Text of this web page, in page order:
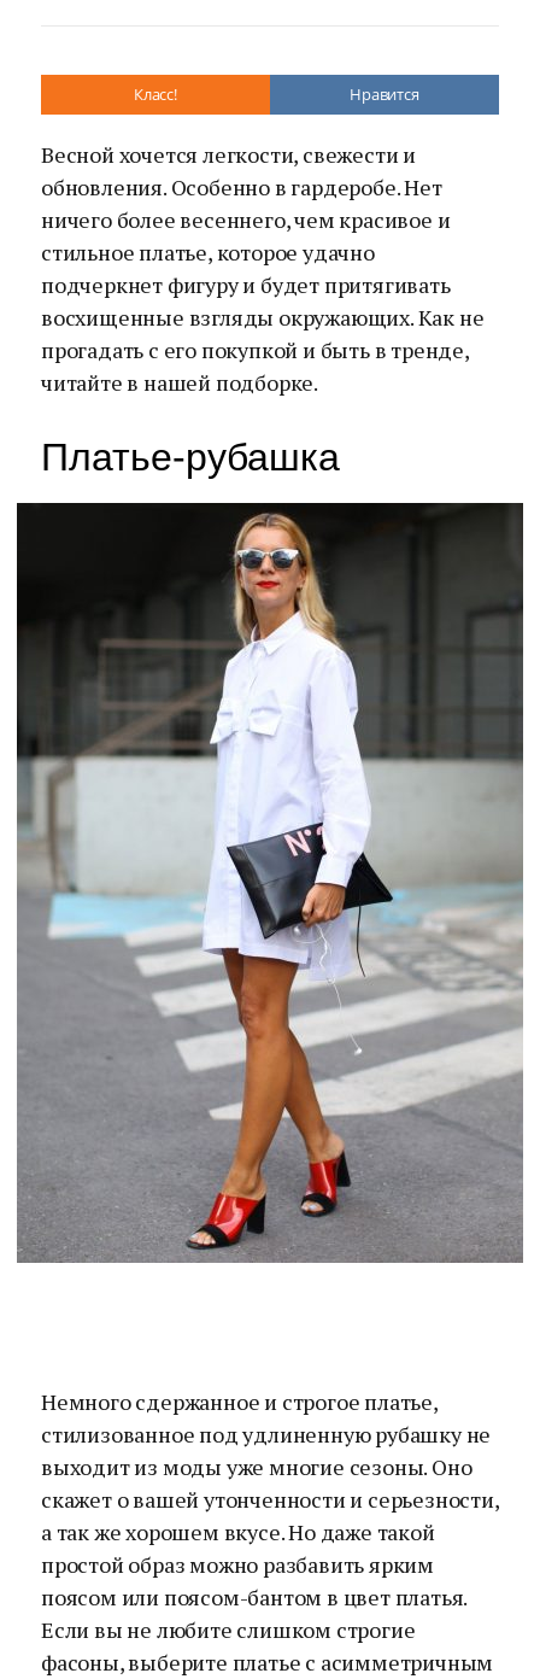
Класс! Нравится
Весной хочется легкости, свежести и
обновления. Особенно в гардеробе. Нет
ничего более весеннего, чем красивое и
стильное платье, которое удачно
подчеркнет фигуру и будет притягивать
восхищенные взгляды окружающих. Как не
прогадать с его покупкой и быть в тренде,
читайте в нашей подборке.
Платье-рубашка
Немного сдержанное и строгое платье,
стилизованное под удлиненную рубашку не
выходит из моды уже многие сезоны. Оно
скажет о вашей утонченности и серьезности,
а так же хорошем вкусе. Но даже такой
простой образ можно разбавить ярким
поясом или поясом-бантом в цвет платья.
Если вы не любите слишком строгие
фасоны, выберите платье с асимметричным